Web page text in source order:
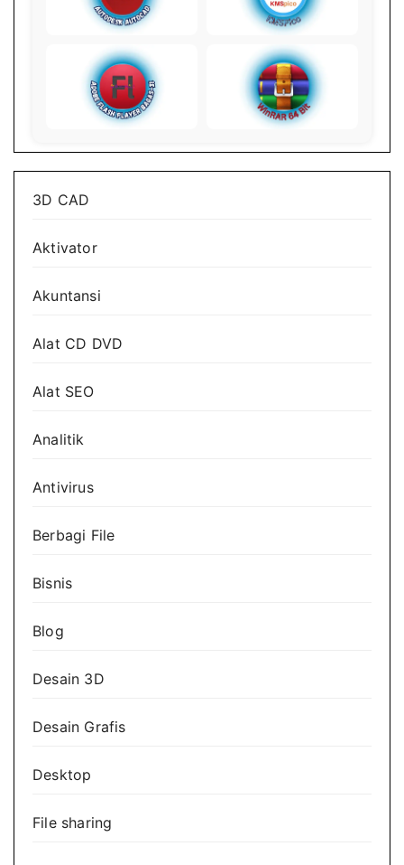
3D CAD
Aktivator
Akuntansi
Alat CD DVD
Alat SEO
Analitik
Antivirus
Berbagi File
Bisnis
Blog
Desain 3D
Desain Grafis
Desktop
File sharing